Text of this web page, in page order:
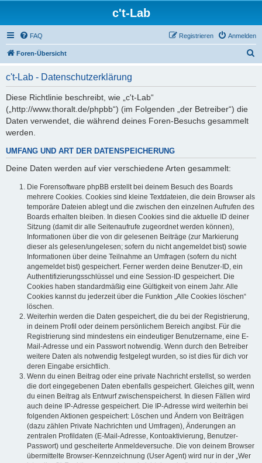
c't-Lab
FAQ Anmelden
Registrieren
Foren-Übersicht
c't-Lab - Datenschutzerklärung
Diese Richtlinie beschreibt, wie „c't-Lab“
(„http://www.thoralt.de/phpbb“) (im Folgenden „der Betreiber“) die
Daten verwendet, die während deines Foren-Besuchs gesammelt
werden.
UMFANG UND ART DER DATENSPEICHERUNG
Deine Daten werden auf vier verschiedene Arten gesammelt:
Die Forensoftware phpBB erstellt bei deinem Besuch des Boards
mehrere Cookies. Cookies sind kleine Textdateien, die dein Browser als
temporäre Dateien ablegt und die zwischen den einzelnen Aufrufen des
Boards erhalten bleiben. In diesen Cookies sind die aktuelle ID deiner
Sitzung (damit dir alle Seitenaufrufe zugeordnet werden können),
Informationen über die von dir gelesenen Beiträge (zur Markierung
dieser als gelesen/ungelesen; sofern du nicht angemeldet bist) sowie
Informationen über deine Teilnahme an Umfragen (sofern du nicht
angemeldet bist) gespeichert. Ferner werden deine Benutzer-ID, ein
Authentifizierungsschlüssel und eine Session-ID gespeichert. Die
Cookies haben standardmäßig eine Gültigkeit von einem Jahr. Alle
Cookies kannst du jederzeit über die Funktion „Alle Cookies löschen“
löschen.
Weiterhin werden die Daten gespeichert, die du bei der Registrierung,
in deinem Profil oder deinem persönlichem Bereich angibst. Für die
Registrierung sind mindestens ein eindeutiger Benutzername, eine E-
Mail-Adresse und ein Passwort notwendig. Wenn durch den Betreiber
weitere Daten als notwendig festgelegt wurden, so ist dies für dich vor
deren Eingabe ersichtlich.
Wenn du einen Beitrag oder eine private Nachricht erstellst, so werden
die dort eingegebenen Daten ebenfalls gespeichert. Gleiches gilt, wenn
du einen Beitrag als Entwurf zwischenspeicherst. In diesen Fällen wird
auch deine IP-Adresse gespeichert. Die IP-Adresse wird weiterhin bei
folgenden Aktionen gespeichert: Löschen und Ändern von Beiträgen
(dazu zählen Private Nachrichten und Umfragen), Änderungen an
zentralen Profildaten (E-Mail-Adresse, Kontoaktivierung, Benutzer-
Passwort) und gescheiterte Anmeldeversuche. Die von deinem Browser
übermittelte Browser-Kennzeichnung (User Agent) wird nur in der „Wer